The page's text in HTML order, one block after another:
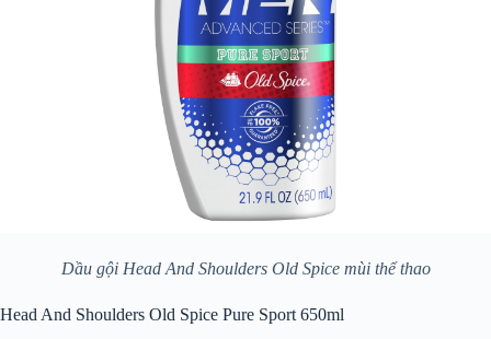
Dầu gội Head And Shoulders Old Spice mùi thể thao
Head And Shoulders Old Spice Pure Sport 650ml